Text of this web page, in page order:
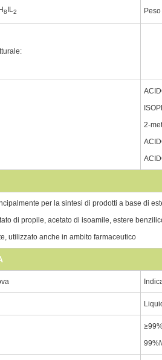
8IL 2
2-
per la sintesi di prodotti a base di
di propile, acetato di isoamile, estere
utilizzato anche in ambito farmaceutico